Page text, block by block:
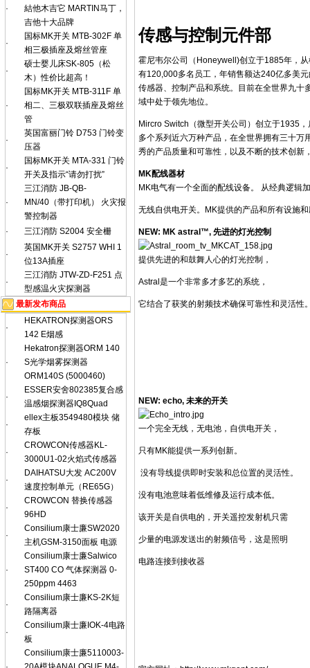
·
結他木吉它 MARTIN马丁，
吉他十大品牌
·
国标MK开关 MTB-302F 单
相三极插座及熔丝管座
·
硕士婴儿床SK-805（松
木）性价比超高！
·
国标MK开关 MTB-311F 单
相二、三极双联插座及熔丝
管
·
英国富丽门铃 D753 门铃变
压器
·
国标MK开关 MTA-331 门铃
开关及指示“请勿打扰”
·
三江消防 JB-QB-
MN/40（带打印机） 火灾报
警控制器
·
三江消防 S2004 安全栅
·
英国MK开关 S2757 WHI 1
位13A插座
·
三江消防 JTW-ZD-F251 点
型感温火灾探测器
最新发布商品
·
HEKATRON探测器ORS
142 E烟感
·
Hekatron探测器ORM 140
S光学烟雾探测器
ORM140S (5000460)
·
ESSER安舍802385复合感
温感烟探测器IQ8Quad
·
ellex主板3549480模块 储
存板
·
CROWCON传感器KL-
3000U1-02火焰式传感器
·
DAIHATSU大发 AC200V
速度控制单元（RE65G）
·
CROWCON 替换传感器
96HD
·
Consilium康士廉SW2020
主机GSM-3150面板 电源
·
Consilium康士廉Salwico
ST400 CO 气体探测器 0-
250ppm 4463
·
Consilium康士廉KS-2K短
路隔离器
·
Consilium康士廉IOK-4电路
板
Consilium康士廉5110003-
传感与控制元件部
霍尼韦尔公司（Honeywell)创立于1885年，
有120,000多名员工，年销售额达240亿多美
传感器、控制产品和系统。目前在全世界九十
域中处于领先地位。
Mircro Switch（微型开关公司）创立于1935
多个系列近六万种产品，在全世界拥有三十
秀的产品质量和可靠性，以及不断的技术创
MK配线器材
MK电气有一个全面的配线设备。 从经典逻辑
无线自供电开关。MK提供的产品和所有设施
NEW: MK astral™, 先进的灯光控制
提供先进的和鼓舞人心的灯光控制，
Astral 是一个非常多才多艺的系统，
它结合了获奖的射频技术确保可靠性和灵活性
NEW: echo, 未来的开关
一个完全无线，无电池，自供电开关，
只有MK能提供一系列创新。
没有导线提供即时安装和总位置的灵活性。
没有电池意味着低维修及运行成本低。
该开关是自供电的，开关遥控发射机只需
少量的电源发送出的射频信号，这是照明
电路连接到接收器